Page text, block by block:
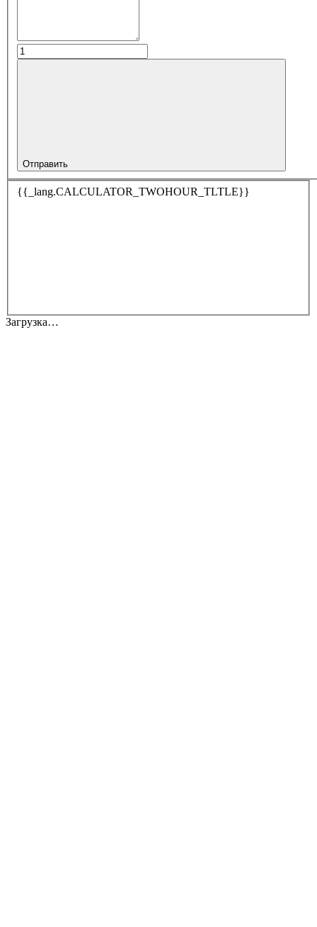
Отправить
{{_lang.CALCULATOR_TWOHOUR_TLTLE}}
Загрузка…